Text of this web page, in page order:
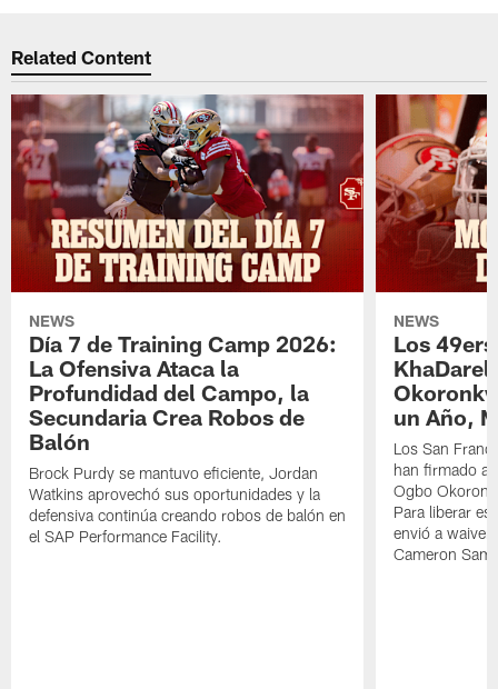
Related Content
NEWS
Día 7 de Training Camp 2026:
La Ofensiva Ataca la
Profundidad del Campo, la
Secundaria Crea Robos de
Balón
Brock Purdy se mantuvo eficiente, Jordan
Watkins aprovechó sus oportunidades y la
defensiva continúa creando robos de balón en
el SAP Performance Facility.
NEWS
Los
KhaDarel
un Año,
Los San
han firmado a
Ogbo
Para liberar
envió a
Cameron